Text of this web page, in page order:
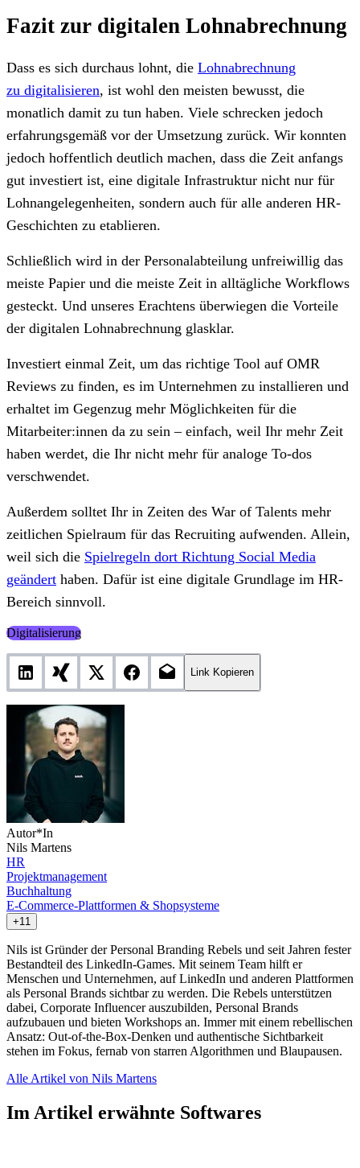
Fazit zur digitalen Lohnabrechnung
Dass es sich durchaus lohnt, die Lohnabrechnung
zu digitalisieren, ist wohl den meisten bewusst, die
monatlich damit zu tun haben. Viele schrecken jedoch
erfahrungsgemäß vor der Umsetzung zurück. Wir konnten
jedoch hoffentlich deutlich machen, dass die Zeit anfangs
gut investiert ist, eine digitale Infrastruktur nicht nur für
Lohnangelegenheiten, sondern auch für alle anderen HR-
Geschichten zu etablieren.
Schließlich wird in der Personalabteilung unfreiwillig das
meiste Papier und die meiste Zeit in alltägliche Workflows
gesteckt. Und unseres Erachtens überwiegen die Vorteile
der digitalen Lohnabrechnung glasklar.
Investiert einmal Zeit, um das richtige Tool auf OMR
Reviews zu finden, es im Unternehmen zu installieren und
erhaltet im Gegenzug mehr Möglichkeiten für die
Mitarbeiter:innen da zu sein – einfach, weil Ihr mehr Zeit
haben werdet, die Ihr nicht mehr für analoge To-dos
verschwendet.
Außerdem solltet Ihr in Zeiten des War of Talents mehr
zeitlichen Spielraum für das Recruiting aufwenden. Allein,
weil sich die Spielregeln dort Richtung Social Media
geändert haben. Dafür ist eine digitale Grundlage im HR-
Bereich sinnvoll.
Digitalisierung
Link Kopieren
Autor*In
Nils Martens
HR
Projektmanagement
Buchhaltung
E-Commerce-Plattformen & Shopsysteme
+11
Nils ist Gründer der Personal Branding Rebels und seit Jahren fester
Bestandteil des LinkedIn-Games. Mit seinem Team hilft er
Menschen und Unternehmen, auf LinkedIn und anderen Plattformen
als Personal Brands sichtbar zu werden. Die Rebels unterstützen
dabei, Corporate Influencer auszubilden, Personal Brands
aufzubauen und bieten Workshops an. Immer mit einem rebellischen
Ansatz: Out-of-the-Box-Denken und authentische Sichtbarkeit
stehen im Fokus, fernab von starren Algorithmen und Blaupausen.
Alle Artikel von Nils Martens
Im Artikel erwähnte Softwares